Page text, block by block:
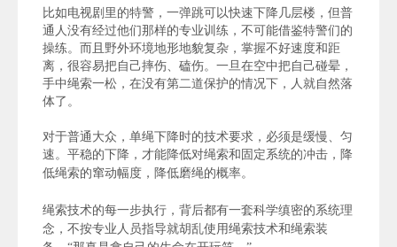
比如电视剧里的特警，一弹跳可以快速下降几层楼，但普
通人没有经过他们那样的专业训练，不可能借鉴特警们的
操练。而且野外环境地形地貌复杂，掌握不好速度和距
离，很容易把自己摔伤、磕伤。一旦在空中把自己碰晕，
手中绳索一松，在没有第二道保护的情况下，人就自然落
体了。
对于普通大众，单绳下降时的技术要求，必须是缓慢、匀
速。平稳的下降，才能降低对绳索和固定系统的冲击，降
低绳索的窜动幅度，降低磨绳的概率。
绳索技术的每一步执行，背后都有一套科学缜密的系统理
念， 不按专业人员指导就胡乱使用绳索技术和绳索装